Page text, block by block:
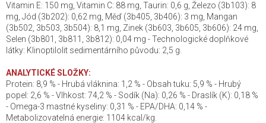
Vitamin E: 150 mg, Vitamin C: 88 mg, Taurin: 0,6 g, Železo (3b103): 8
mg, Jód (3b202): 0,62 mg, Měď (3b405, 3b406): 3 mg, Mangan
(3b502, 3b503, 3b504): 8,1 mg, Zinek (3b603, 3b605, 3b606): 24 mg,
Selen (3b801, 3b811, 3b812): 0,04 mg - Technologické doplňkové
látky: Klinoptilolit sedimentárního původu: 2,5 g.
ANALYTICKÉ SLOŽKY:
Protein: 8,9 % - Hrubá vláknina: 1,2 % - Obsah tuku: 5,9 % - Hrubý
popel: 2,6 % - Vlhkost: 74,2 % - Sodík (Na): 0,26 % - Draslík (K): 0,18 %
- Omega-3 mastné kyseliny: 0,31 % - EPA/DHA: 0,14 % -
Metabolizovatelná energie: 1104 kcal/kg.